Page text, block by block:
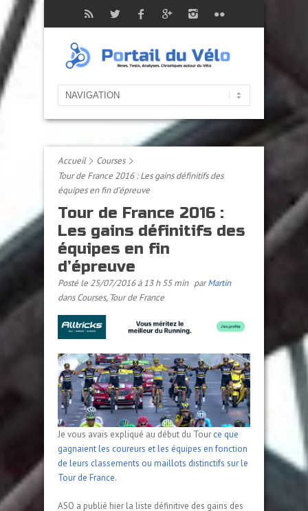
Accueil
Courses
Tour de France 2016 : Les gains définitifs des
équipes en fin d’épreuve
Tour de France 2016 :
Les gains définitifs des
équipes en fin
d’épreuve
Posté le 25/07/2016 à 13 h 55 min parMartin
dansCourses, Tour de France
Je vous avais expliqué au début du Tour ce que
gagnaient les coureurs et les équipes en fonction
de leurs classements ou maillots distinctifs sur le
Tour de France.
ASO a publié hier la liste définitive des gains des